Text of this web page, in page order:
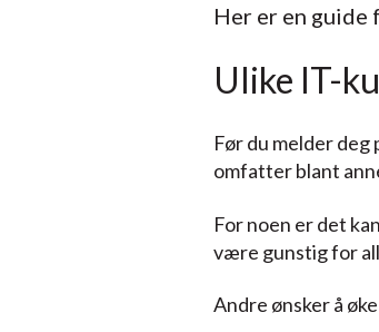
Her er en guide
Ulike IT-
Før du melder
omfatter blant
For noen er det
være gunstig for
Andre ønsker å